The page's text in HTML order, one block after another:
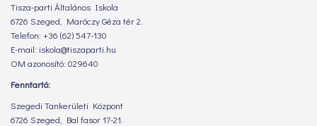
Tisza-parti Általános Iskola
6726 Szeged, Maróczy Géza tér 2.
Telefon: +36 (62) 547-130
E-mail: iskola@tiszaparti.hu
OM azonosító: 029640
Fenntartó:
Szegedi Tankerületi Központ
6726 Szeged, Bal fasor 17-21.